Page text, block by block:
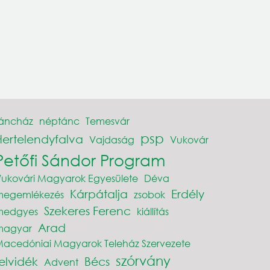
néptánc Temesvár
Vajdaság psp Vukovár
Sándor Program
Magyarok Egyesülete Déva
Kárpátalja zsobok Erdély
Szekeres Ferenc kiállítás
Arad
Magyarok Teleház Szervezete
Advent Bécs szórvány